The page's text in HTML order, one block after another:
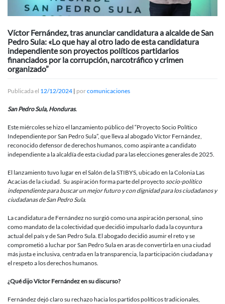
Víctor Fernández, tras anunciar candidatura a alcalde de San
Pedro Sula: «Lo que hay al otro lado de esta candidatura
independiente son proyectos políticos partidarios
financiados por la corrupción, narcotráfico y crimen
organizado”
Publicada el 12/12/2024 | porcomunicaciones
San Pedro Sula, Honduras.
Este miércoles se hizo el lanzamiento público del “Proyecto Socio Político
Independiente por San Pedro Sula”, que lleva al abogado Víctor Fernández,
reconocido defensor de derechos humanos, como aspirante a candidato
independiente a la alcaldía de esta ciudad para las elecciones generales de 2025.
El lanzamiento tuvo lugar en el Salón de la STIBYS, ubicado en la Colonia Las
Acacias de la ciudad. Su aspiración forma parte del proyectosocio-político
independiente para buscar un mejor futuro y con dignidad para los ciudadanos y
ciudadanas de San Pedro Sula.
La candidatura de Fernández no surgió como una aspiración personal, sino
como mandato de la colectividad que decidió impulsarlo dada la coyuntura
actual del país y de San Pedro Sula. El abogado decidió asumir el reto y se
comprometió a luchar por San Pedro Sula en aras de convertirla en una ciudad
más justa e inclusiva, centrada en la transparencia, la participación ciudadana y
el respeto a los derechos humanos.
¿Qué dijo Víctor Fernández en su discurso?
Fernández dejó claro su rechazo hacia los partidos políticos tradicionales,